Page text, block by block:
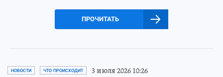
ПРОЧИТАТЬ
НОВОСТИ ЧТО ПРОИСХОДИТ 3 июля 2026 10:26